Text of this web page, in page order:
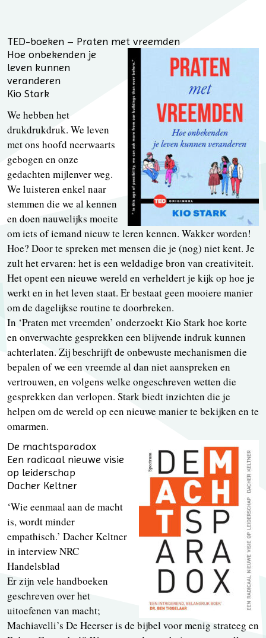
TED-boeken – Praten met vreemden
Hoe onbekenden je
leven kunnen
veranderen
Kio Stark
We hebben het
drukdrukdruk. We leven
met ons hoofd neerwaarts
gebogen en onze
gedachten mijlenver weg.
We luisteren enkel naar
stemmen die we al kennen
en doen nauwelijks moeite
om iets of iemand nieuw te leren kennen. Wakker worden!
Hoe? Door te spreken met mensen die je (nog) niet kent. Je
zult het ervaren: het is een weldadige bron van creativiteit.
Het opent een nieuwe wereld en verheldert je kijk op hoe je
werkt en in het leven staat. Er bestaat geen mooiere manier
om de dagelijkse routine te doorbreken.
In ‘Praten met vreemden’ onderzoekt Kio Stark hoe korte
en onverwachte gesprekken een blijvende indruk kunnen
achterlaten. Zij beschrijft de onbewuste mechanismen die
bepalen of we een vreemde al dan niet aanspreken en
vertrouwen, en volgens welke ongeschreven wetten die
gesprekken dan verlopen. Stark biedt inzichten die je
helpen om de wereld op een nieuwe manier te bekijken en te
omarmen.
De machtsparadox
Een radicaal nieuwe visie
op leiderschap
Dacher Keltner
‘Wie eenmaal aan de macht
is, wordt minder
empathisch.’ Dacher Keltner
in interview NRC
Handelsblad
Er zijn vele handboeken
geschreven over het
uitoefenen van macht;
Machiavelli’s De Heerser is de bijbel voor menig strateeg en